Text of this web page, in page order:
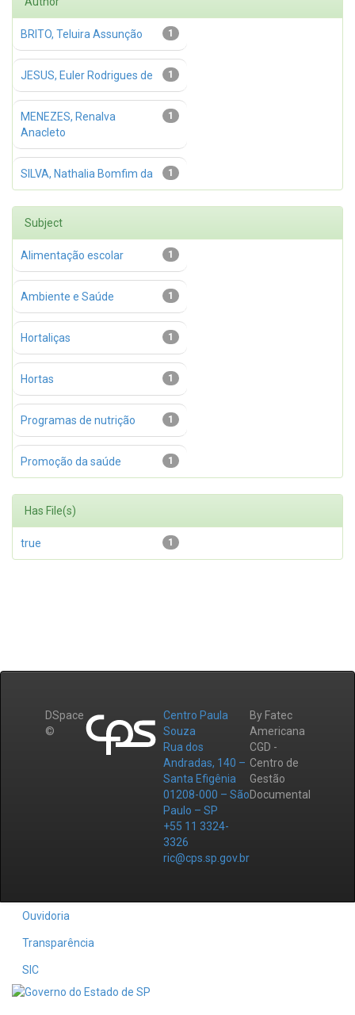
1
BRITO, Teluira Assunção
1
JESUS, Euler Rodrigues de
1
MENEZES, Renalva
Anacleto
1
SILVA, Nathalia Bomfim da
Subject
1
Alimentação escolar
1
Ambiente e Saúde
1
Hortaliças
1
Hortas
1
Programas de nutrição
1
Promoção da saúde
Has File(s)
1
true
DSpace
©
Centro Paula
Souza
Rua dos
Andradas, 140 –
Santa Efigênia
01208-000 – São
Paulo – SP
+55 11 3324-
3326
ric@cps.sp.gov.br
By Fatec
Americana
CGD -
Centro de
Gestão
Documental
Ouvidoria
Transparência
SIC